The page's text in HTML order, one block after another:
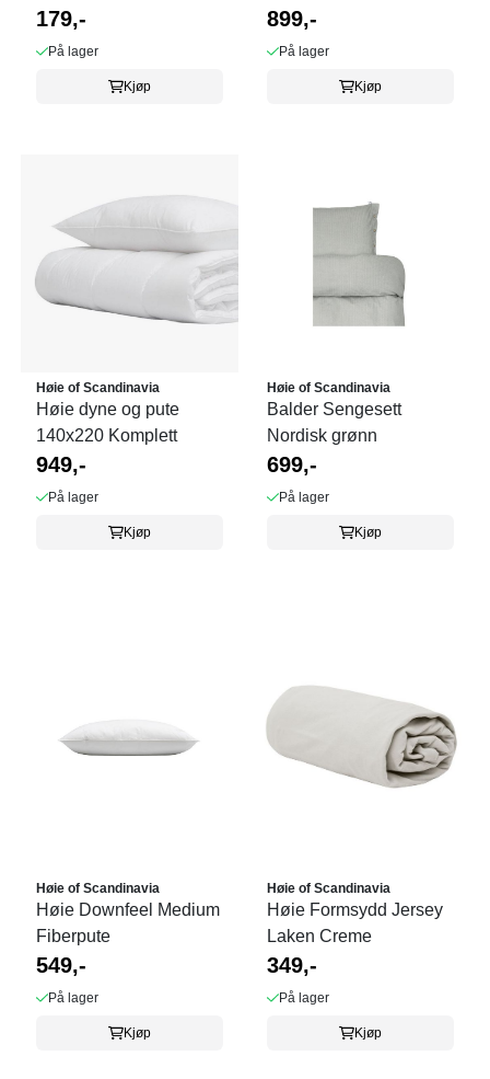
179,-
På lager
Kjøp
899,-
På lager
Kjøp
Høie of Scandinavia
Høie dyne og pute
140x220 Komplett
949,-
På lager
Kjøp
Høie of Scandinavia
Balder Sengesett
Nordisk grønn
699,-
På lager
Kjøp
Høie of Scandinavia
Høie Downfeel Medium
Fiberpute
549,-
På lager
Kjøp
Høie of Scandinavia
Høie Formsydd Jersey
Laken Creme
349,-
På lager
Kjøp